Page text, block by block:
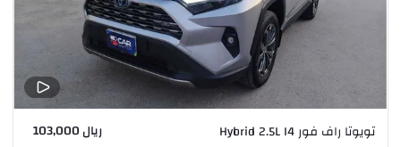
تويوتا راف فور Hybrid 2.5L I4 ريال 103,000